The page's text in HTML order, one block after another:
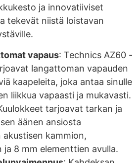
ja innovatiiviset
tekevät niistä loistavan
vapaus: Technics AZ60 -
langattoman vapauden
kaapeleita, joka antaa sinulle
liikkua vapaasti ja mukavasti.
tarjoavat tarkan ja
äänen ansiosta
akustisen kammion,
ja 8 mm elementtien avulla.